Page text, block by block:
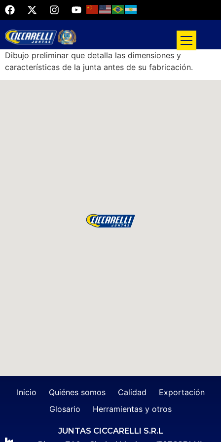
Dibujo preliminar que detalla las dimensiones y
características de la junta antes de su fabricación.
Inicio Quiénes somos Calidad
Exportación
Glosario
Herramientas y otros
JUNTAS CICCARELLI S.R.L